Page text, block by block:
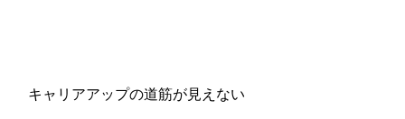
キャリアアップの道筋が見えない